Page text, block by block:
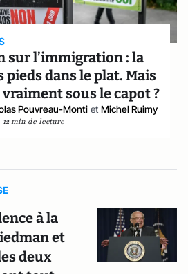
sur l’immigration : la
pieds dans le plat. Mais
sous le capot ?
Pouvreau-Monti et Michel Ruimy
12 min de lecture
à la
et
deux